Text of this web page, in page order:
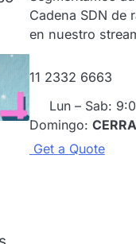
Cadena SDN de
en nuestro
11 2332 6663
Lun – Sab:
Domingo:
Get a Quote